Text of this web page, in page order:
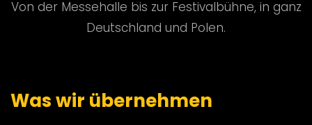
Von der Messehalle bis zur Festivalbühne, in ganz
Deutschland und Polen.
Was wir übernehmen